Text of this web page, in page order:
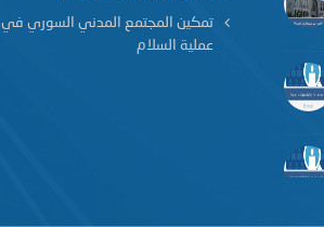
تمكين المجتمع المدني السوري في
عملية السلام